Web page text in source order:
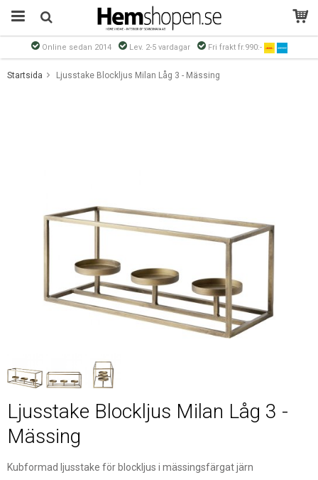
Online sedan 2014 Lev. 2-5 vardagar Fri frakt fr.990:-
Startsida Ljusstake Blockljus Milan Låg 3 - Mässing
Ljusstake Blockljus Milan Låg 3 -
Mässing
Kubformad ljusstake för blockljus i mässingsfärgat järn